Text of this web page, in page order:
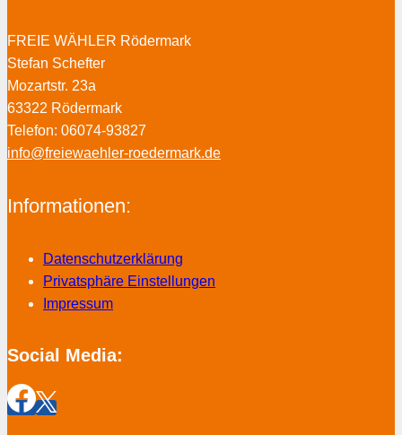
FREIE WÄHLER Rödermark
Stefan Schefter
Mozartstr. 23a
63322 Rödermark
Telefon: 06074-93827
info@freiewaehler-roedermark.de
Informationen:
Datenschutzerklärung
Privatsphäre Einstellungen
Impressum
Social Media: